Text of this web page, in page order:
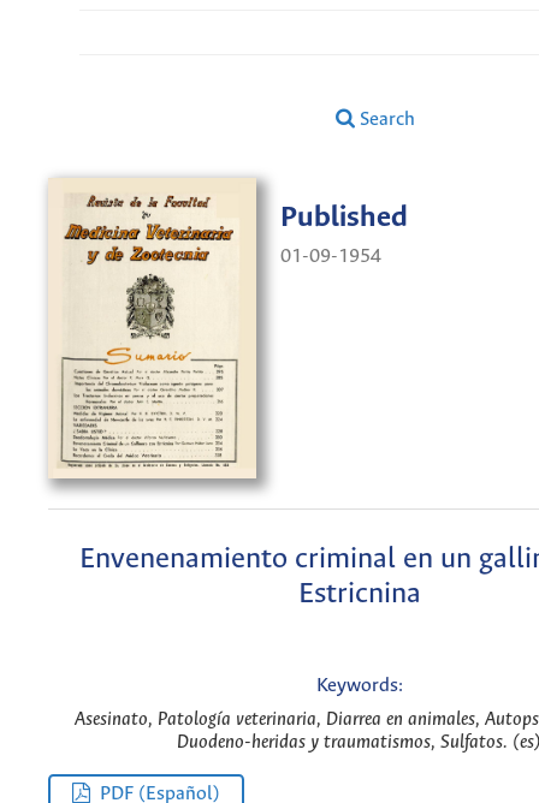
Search
Published
01-09-1954
Envenenamiento criminal en un
Estricnina
Keywords:
Asesinato, Patología veterinaria, Diarrea en animales,
Duodeno-heridas y traumatismos, Sulfatos.
PDF (Español)